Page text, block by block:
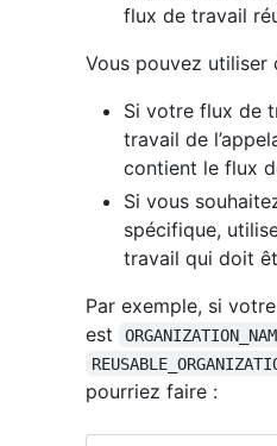
flux de travail
Vous pouvez utiliser
Si votre flux de
travail de
contient le flux
Si vous
spécifique,
travail qui doit
Par exemple, si
est
pourriez faire :